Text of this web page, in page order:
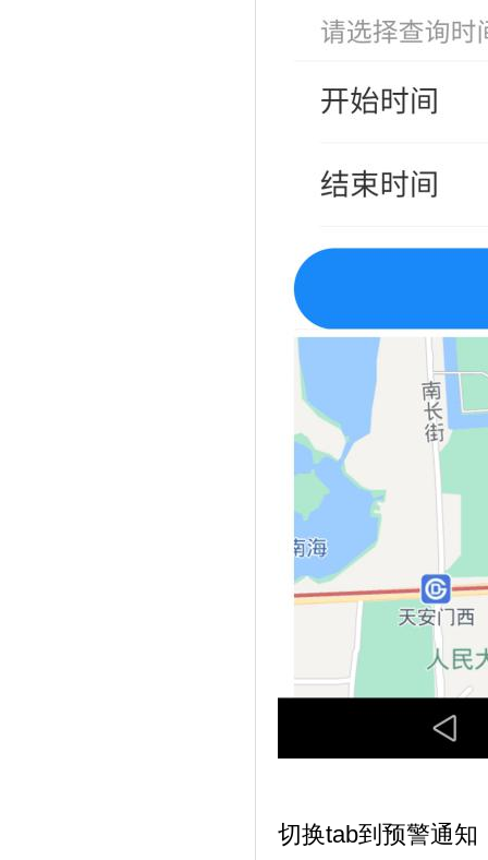
切换tab到预警通知